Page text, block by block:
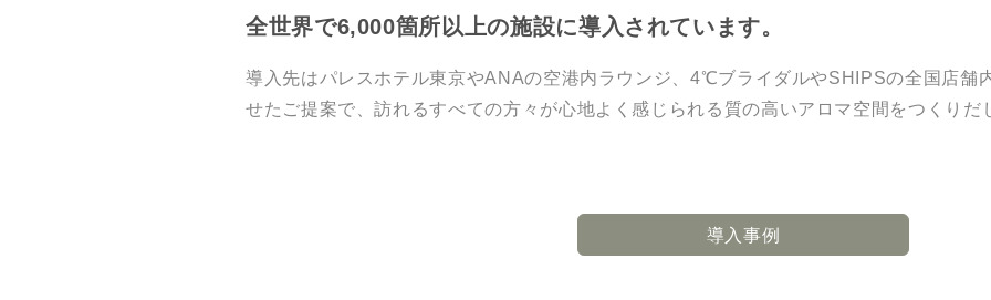
全世界で6,000箇所以上の施設に導入されています。
導入先はパレスホテル東京やANAの空港内ラウンジ、4℃ブライダルやSHIPSの全国店舗
せたご提案で、訪れるすべての方々が心地よく感じられる質の高いアロマ空間をつくりだ
導入事例